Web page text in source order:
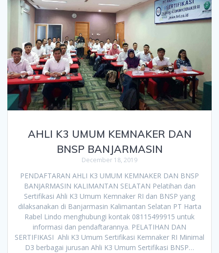
AHLI K3 UMUM KEMNAKER DAN
BNSP BANJARMASIN
December 18, 2019
PENDAFTARAN AHLI K3 UMUM KEMNAKER DAN BNSP
BANJARMASIN KALIMANTAN SELATAN Pelatihan dan
Sertifikasi Ahli K3 Umum Kemnaker RI dan BNSP yang
dilaksanakan di Banjarmasin Kalimantan Selatan PT Harta
Rabel Lindo menghubungi kontak 08115499915 untuk
informasi dan pendaftarannya. PELATIHAN DAN
SERTIFIKASI Ahli K3 Umum Sertifikasi Kemnaker RI Minimal
D3 berbagai jurusan Ahli K3 Umum Sertifikasi BNSP…